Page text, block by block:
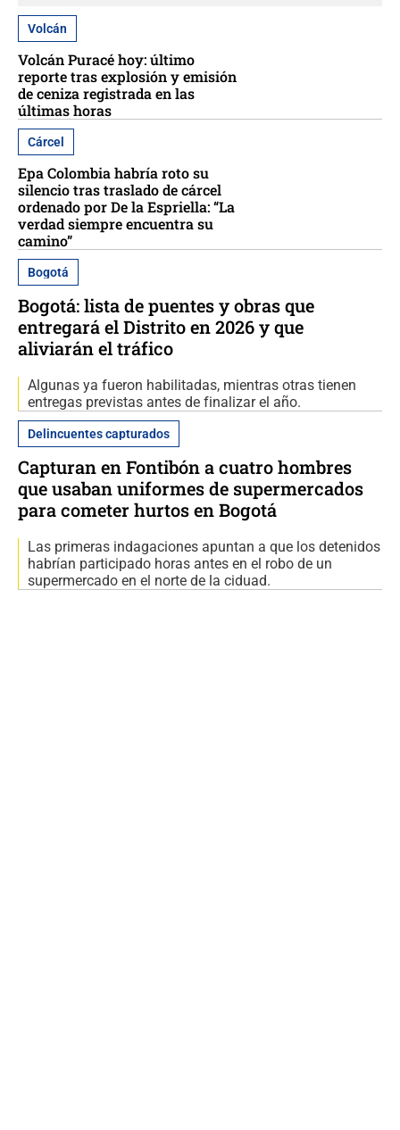
Volcán
Volcán Puracé hoy: último
reporte tras explosión y emisión
de ceniza registrada en las
últimas horas
Cárcel
Epa Colombia habría roto su
silencio tras traslado de cárcel
ordenado por De la Espriella: “La
verdad siempre encuentra su
camino”
Bogotá
Bogotá: lista de puentes y obras que
entregará el Distrito en 2026 y que
aliviarán el tráfico
Algunas ya fueron habilitadas, mientras otras tienen
entregas previstas antes de finalizar el año.
Delincuentes capturados
Capturan en Fontibón a cuatro hombres
que usaban uniformes de supermercados
para cometer hurtos en Bogotá
Las primeras indagaciones apuntan a que los detenidos
habrían participado horas antes en el robo de un
supermercado en el norte de la ciduad.